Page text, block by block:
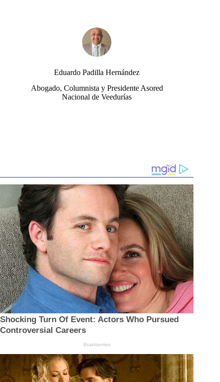
Eduardo Padilla Hernández
Abogado, Columnista y Presidente Asored
Nacional de Veedurías